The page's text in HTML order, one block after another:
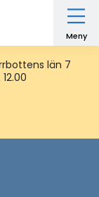
Meny
län 7